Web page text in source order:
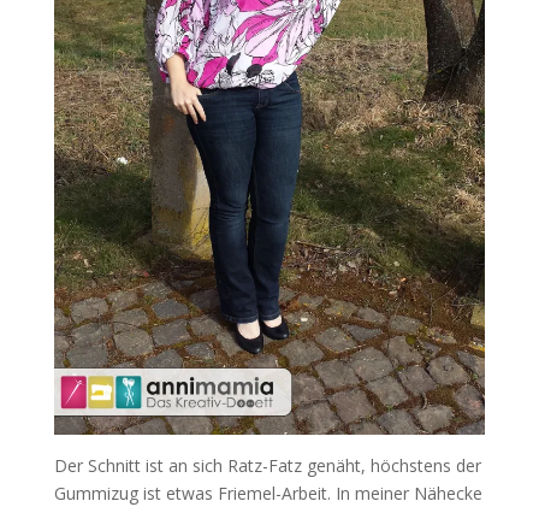
Der Schnitt ist an sich Ratz-Fatz genäht, höchstens der
Gummizug ist etwas Friemel-Arbeit. In meiner Nähecke